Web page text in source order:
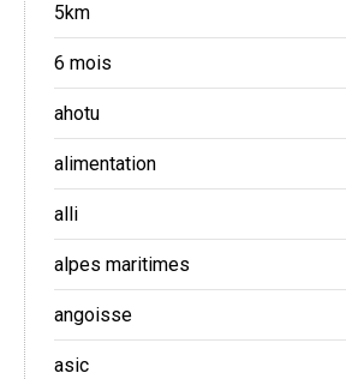
5km
6 mois
ahotu
alimentation
alli
alpes maritimes
angoisse
asic